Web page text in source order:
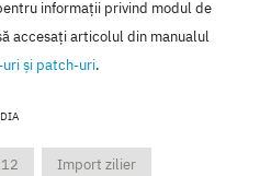
informaţii privind modul de
accesaţi articolul din manualul
şi patch-uri.
Import zilier